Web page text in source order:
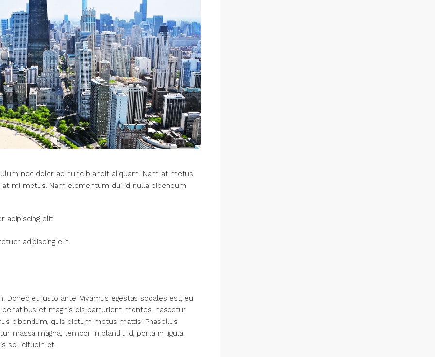
nec dolor ac nunc blandit aliquam. Nam at metus
at mi metus. Nam elementum dui id nulla bibendum
adipiscing elit.
adipiscing elit.
et justo ante. Vivamus egestas sodales est, eu
et magnis dis parturient montes, nascetur
bibendum, quis dictum metus mattis. Phasellus
massa magna, tempor in blandit id, porta in ligula.
sollicitudin et.